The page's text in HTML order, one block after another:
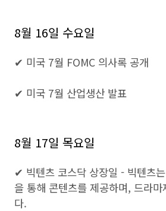
8월 16일 수요일
✔ 미국 7월 FOMC 의사록 공개
✔ 미국 7월 산업생산 발표
8월 17일 목요일
✔ 빅텐츠 코스닥 상장일 - 빅텐츠
을 통해 콘텐츠를 제공하며, 드라
다.